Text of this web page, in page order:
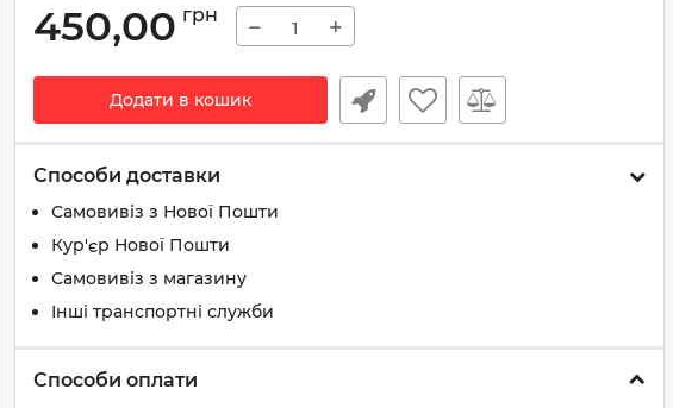
450,00 грн − +
Додати в кошик
Способи доставки
Самовивіз з Нової Пошти
Кур'єр Нової Пошти
Самовивіз з магазину
Інші транспортні служби
Способи оплати